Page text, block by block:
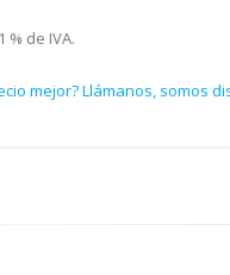
% de IVA.
mejor? Llámanos, somos